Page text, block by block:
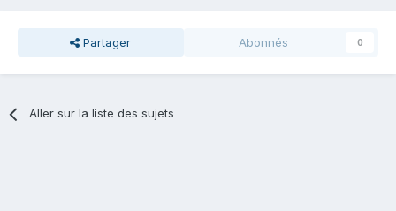
Partager Abonnés 0
Aller sur la liste des sujets